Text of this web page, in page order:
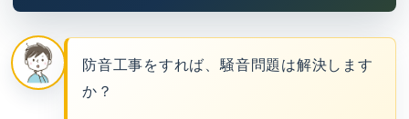
防音工事をすれば、騒音問題は解決します
か？